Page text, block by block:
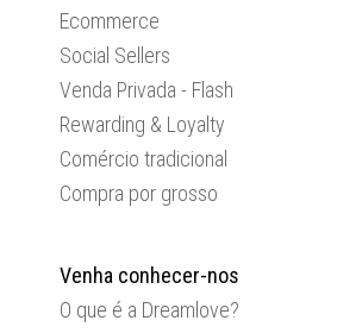
Ecommerce
Social Sellers
Venda Privada - Flash
Rewarding & Loyalty
Comércio tradicional
Compra por grosso
Venha conhecer-nos
O que é a Dreamlove?